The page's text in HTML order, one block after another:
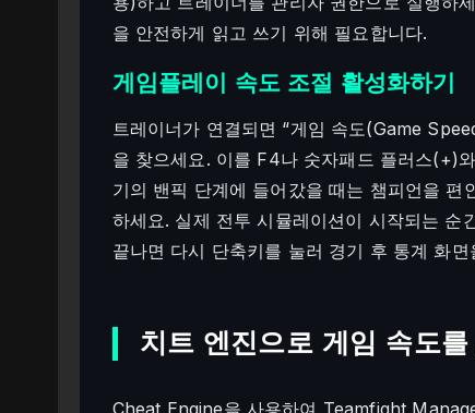
을 안전하게 읽고 쓰기 위해 필요합니다.
게임플레이 속도 조절 활성화하기
트레이너가 연결되면 “게임 속도(Game
을 찾으세요. 이를 F4나 숫자패드 플러스(+)
기의 밴픽 단계에 들어갔을 때는 챔피언을
하세요. 실제 전투 시뮬레이션이 시작되는
끝나면 다시 단축키를 눌러 경기 후 통계 화
치트 엔진으로 게임 속도